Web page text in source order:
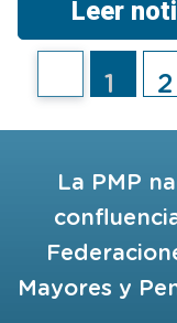
Leer
AnteriorIr a
1 2
La PMP
Mayores y